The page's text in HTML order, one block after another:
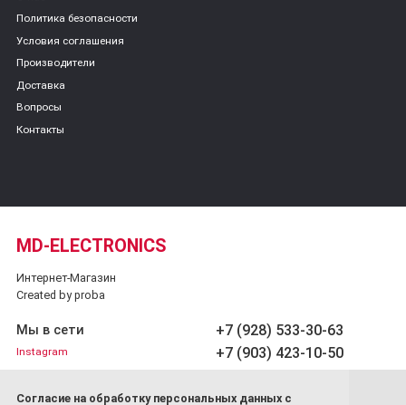
Cогласие на обработку персональных данных с
Политика безопасности
Условия соглашения
Производители
Доставка
Вопросы
Контакты
MD-ELECTRONICS
Интернет-Магазин
Created by proba
+7 (928) 533-30-63
+7 (903) 423-10-50
Мы в сети
Instagram